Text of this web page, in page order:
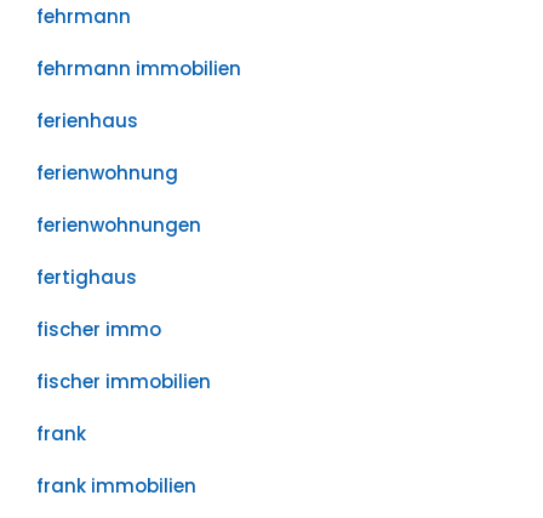
fehrmann
fehrmann immobilien
ferienhaus
ferienwohnung
ferienwohnungen
fertighaus
fischer immo
fischer immobilien
frank
frank immobilien